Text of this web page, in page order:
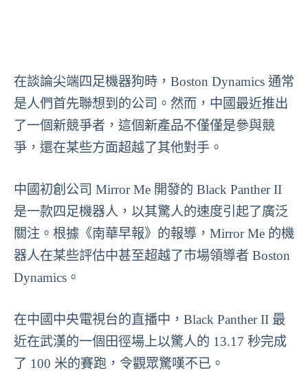
在談論尖端四足機器狗時，Boston Dynamics 通常
是人們首先聯想到的公司。然而，中國最近推出
了一個新競爭者，這個新產品不僅僅是參與競
爭，還在某些方面超越了其他對手。
中國初創公司 Mirror Me 開發的 Black Panther II
是一款四足機器人，以其驚人的速度引起了廣泛
關注。根據《南華早報》的報導，Mirror Me 的機
器人在某些評估中甚至超越了市場領導者 Boston
Dynamics。
在中國中央電視台的直播中，Black Panther II 最
近在武漢的一個田徑場上以驚人的 13.17 秒完成
了 100 米的賽跑，令觀眾驚嘆不已。